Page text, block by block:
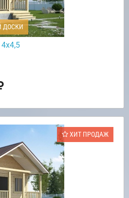
ДОСКИ
ХИТ ПРОДАЖ